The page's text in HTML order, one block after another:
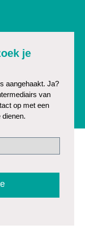
je
aangehaakt. Ja?
van
op met een
dienen.